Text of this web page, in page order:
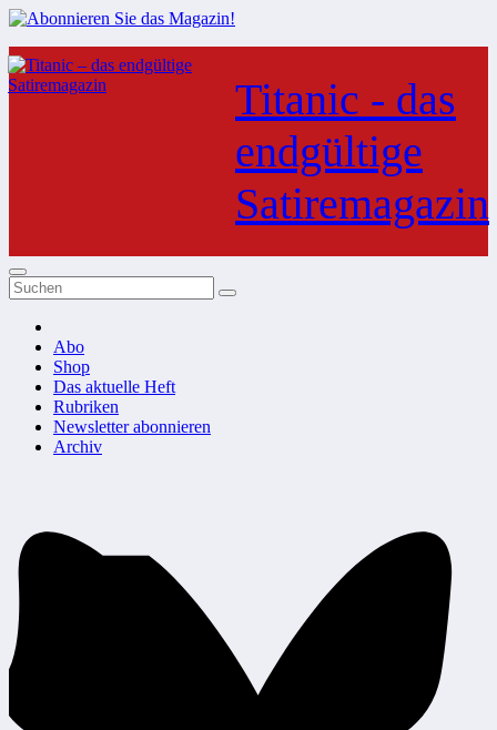
Zum
Inhalt
springen
Titanic - das
endgültige
Satiremagazin
Abo
Shop
Das aktuelle Heft
Rubriken
Newsletter abonnieren
Archiv